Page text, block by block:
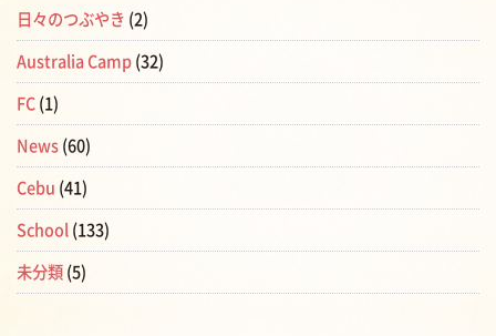
日々のつぶやき (2)
Australia Camp (32)
FC (1)
News (60)
Cebu (41)
School (133)
未分類 (5)